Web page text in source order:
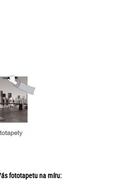
fototapetu na míru: